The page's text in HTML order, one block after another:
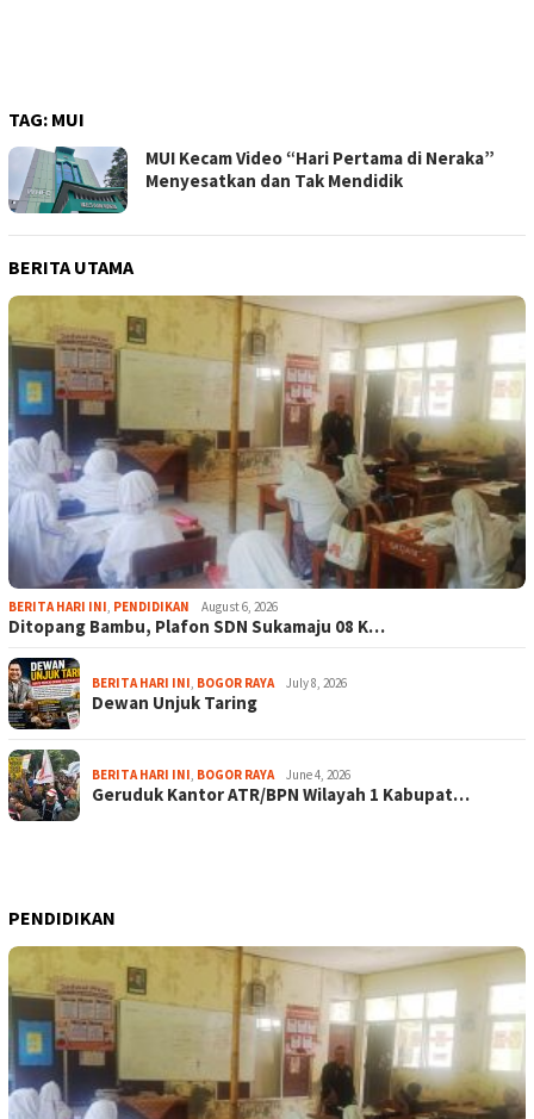
TAG: MUI
MUI Kecam Video “Hari Pertama di Neraka”
Menyesatkan dan Tak Mendidik
BERITA UTAMA
BERITA HARI INI, PENDIDIKAN August 6, 2026
Ditopang Bambu, Plafon SDN Sukamaju 08 K…
BERITA HARI INI, BOGOR RAYA July 8, 2026
Dewan Unjuk Taring
BERITA HARI INI, BOGOR RAYA June 4, 2026
Geruduk Kantor ATR/BPN Wilayah 1 Kabupat…
PENDIDIKAN